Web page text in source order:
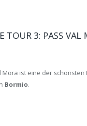
TOUR 3: PASS
Mora ist eine der schönsten
Bormio.